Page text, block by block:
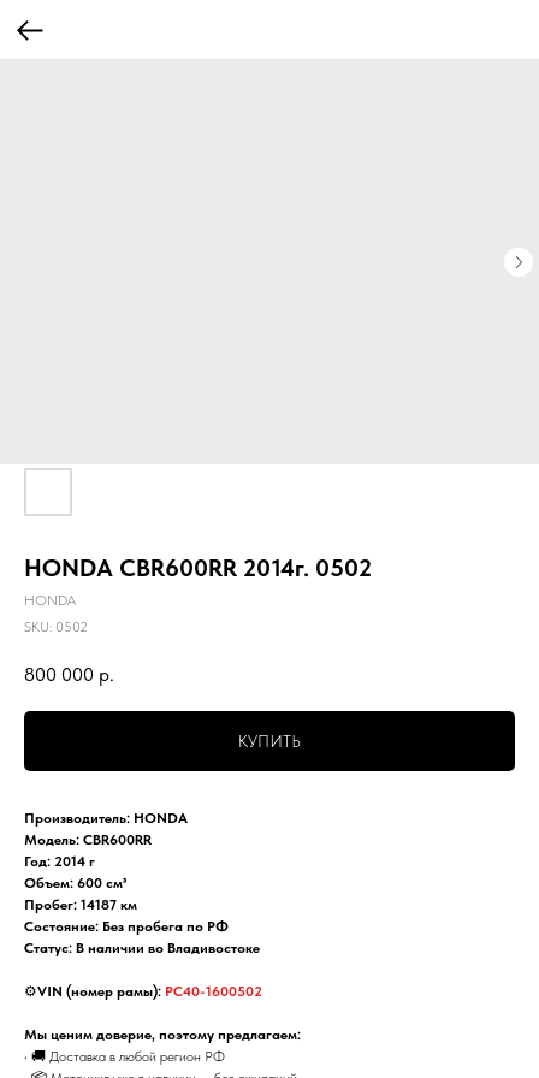
HONDA CBR600RR 2014г. 0502
HONDA
SKU: 0502
800 000 р.
КУПИТЬ
Производитель: HONDA
Модель: CBR600RR
Год: 2014 г
Объем: 600 см³
Пробег: 14187 км
Состояние: Без пробега по РФ
Статус: В наличии во Владивостоке
⚙️VIN (номер рамы): PC40-1600502
Мы ценим доверие, поэтому предлагаем:
• 🚚 Доставка в любой регион РФ